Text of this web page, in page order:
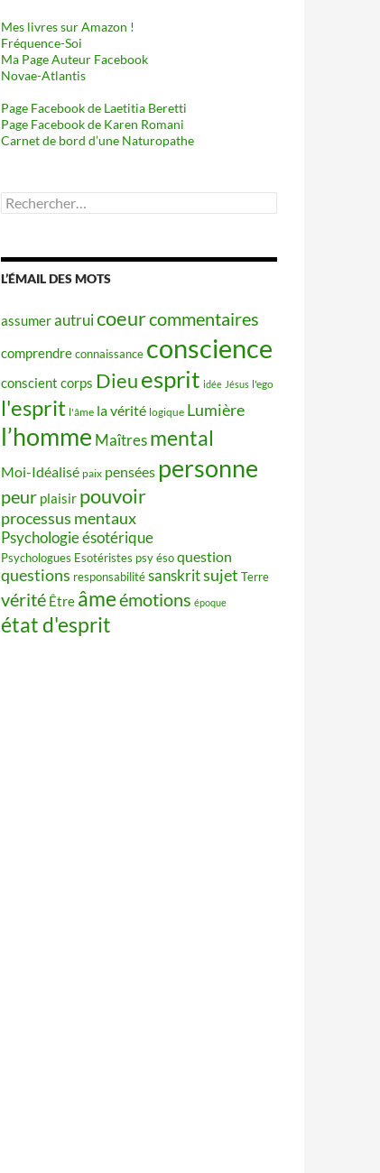
Mes livres sur Amazon !
Fréquence-Soi
Ma Page Auteur Facebook
Novae-Atlantis
Page Facebook de Laetitia Beretti
Page Facebook de Karen Romani
Carnet de bord d’une Naturopathe
Rechercher :
L’ÉMAIL DES MOTS
assumerautruicoeurcommentaires
comprendreconnaissance conscience
conscient corps Dieuesprit idée Jésus l'ego
l'esprit l'âme la vérité logique Lumière
l’homme Maîtres mental
Moi-Idéalisé paix pensées personne
peur plaisir pouvoir
processus mentaux
Psychologie ésotérique
Psychologues Esotéristes psy ésoquestion
questions responsabilitésanskritsujet Terre
vérité Être âmeémotions époque
état d'esprit